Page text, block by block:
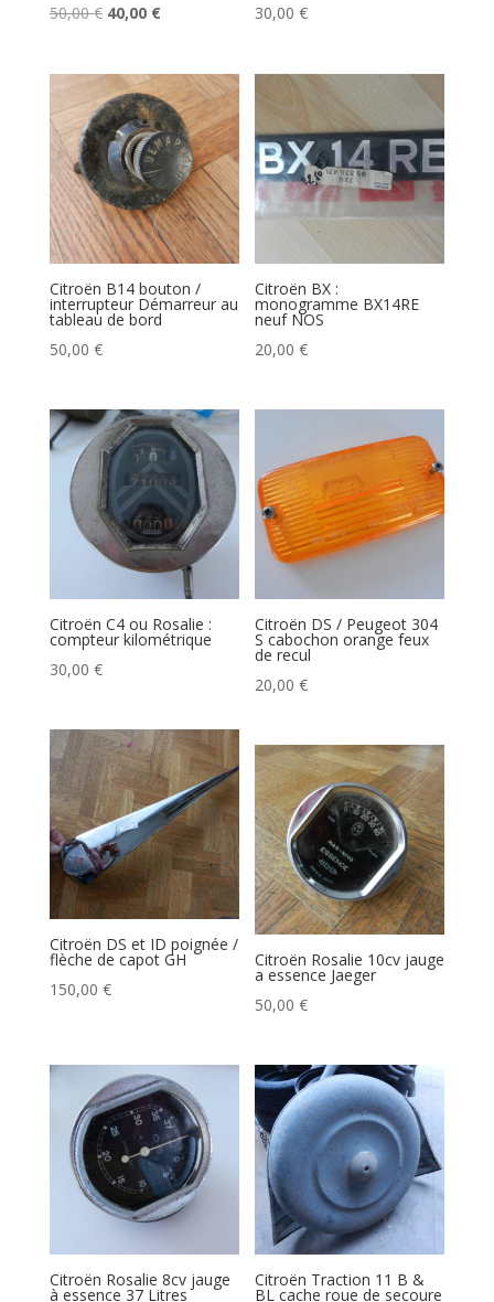
50,00€ Le
initial
était :
50,00 €.
40,00 €Le
actuel
est :
40,00 €.
30,00€
Citroën B14 bouton /
interrupteur Démarreur au
tableau de bord
50,00 €
Citroën BX :
monogramme BX14RE
neuf NOS
20,00€
Citroën C4 ou Rosalie :
compteur kilométrique
30,00 €
Citroën DS / Peugeot 304
S cabochon orange feux
de recul
20,00€
Citroën DS et ID poignée /
flèche de capot GH
150,00 €
Citroën Rosalie 10cv jauge
a essence Jaeger
50,00€
Citroën Rosalie 8cv jauge
à essence 37 Litres
Citroën Traction 11 B &
BL cache roue de secoure